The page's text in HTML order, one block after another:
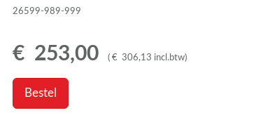
26599-989-999
€ 253,00 ( € 306,13 incl.btw)
Bestel